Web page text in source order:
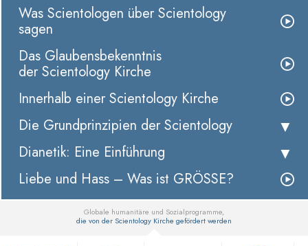
Was Scientologen über Scientology
sagen
Das Glaubensbekenntnis
der Scientology Kirche
Innerhalb einer Scientology Kirche
Die Grundprinzipien der Scientology
Dianetik: Eine Einführung
Liebe und Hass – Was ist GRÖSSE?
Globale humanitäre und Sozialprogramme,
die von der Scientology Kirche gefördert werden